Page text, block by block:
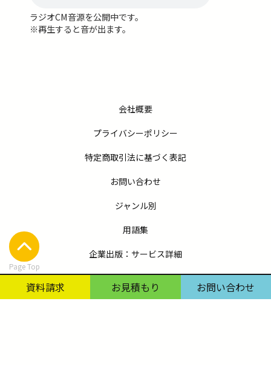
ラジオCM音源を公開中です。
※再生すると音が出ます。
Page Top
会社概要
プライバシーポリシー
特定商取引法に基づく表記
お問い合わせ
ジャンル別
用語集
企業出版：サービス詳細
コラム
出版
資料請求 お見積もり お問い合わせ